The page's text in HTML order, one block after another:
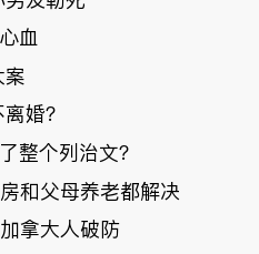
血
案
婚？
整个列治文？
和父母养老都解决
拿大人破防